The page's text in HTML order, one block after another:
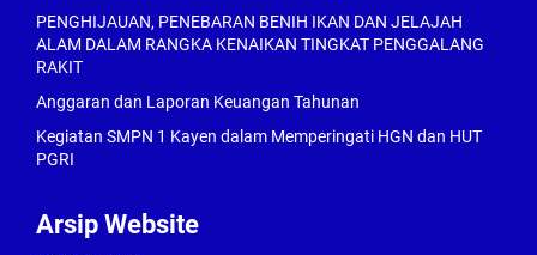
PENGHIJAUAN, PENEBARAN BENIH IKAN DAN JELAJAH
ALAM DALAM RANGKA KENAIKAN TINGKAT PENGGALANG
RAKIT
Anggaran dan Laporan Keuangan Tahunan
Kegiatan SMPN 1 Kayen dalam Memperingati HGN dan HUT
PGRI
Arsip Website